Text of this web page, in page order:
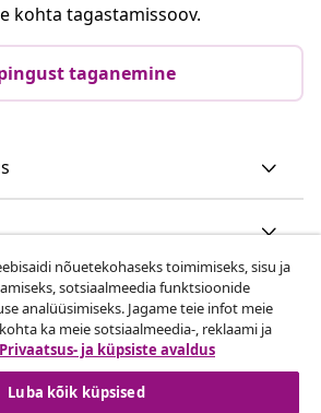
kohta tagastamissoov.
taganemine
nõuetekohaseks toimimiseks, sisu ja
sotsiaalmeedia funktsioonide
analüüsimiseks. Jagame teie infot meie
ka meie sotsiaalmeedia-, reklaami ja
Privaatsus- ja küpsiste avaldus
Luba kõik küpsised